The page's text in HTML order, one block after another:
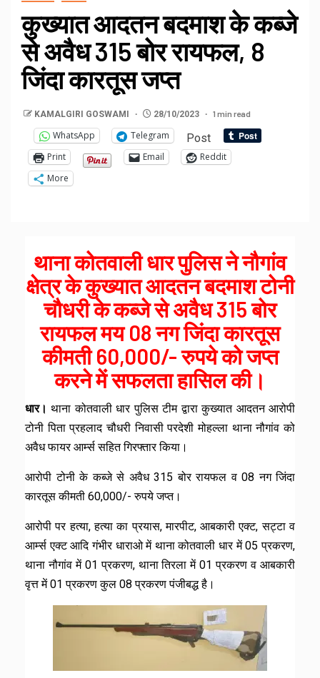
कुख्यात आदतन बदमाश के कब्जे
से अवैध 315 बोर रायफल, 8
जिंदा कारतूस जप्त
KAMALGIRI GOSWAMI 28/10/2023 1 min read
WhatsApp Telegram Post
Print Email
Reddit
More
थाना कोतवाली धार पुलिस ने नौगांव
क्षेत्र के कुख्यात आदतन बदमाश टोनी
चौधरी के कब्जे से अवैध 315 बोर
रायफल मय 08 नग जिंदा कारतूस
कीमती 60,000/- रुपये को जप्त
करने में सफलता हासिल की।
धार। थाना कोतवाली धार पुलिस टीम द्वारा कुख्यात आदतन आरोपी
टोनी पिता प्रहलाद चौधरी निवासी परदेशी मोहल्ला थाना नौगांव को
अवैध फायर आर्म्स सहित गिरफ्तार किया।
आरोपी टोनी के कब्जे से अवैध 315 बोर रायफल व 08 नग जिंदा
कारतूस कीमती 60,000/- रुपये जप्त।
आरोपी पर हत्या, हत्या का प्रयास, मारपीट, आबकारी एक्ट, सट्टा व
आर्म्स एक्ट आदि गंभीर धाराओ में थाना कोतवाली धार में 05 प्रकरण,
थाना नौगांव में 01 प्रकरण, थाना तिरला में 01 प्रकरण व आबकारी
वृत्त में 01 प्रकरण कुल 08 प्रकरण पंजीबद्ध है।